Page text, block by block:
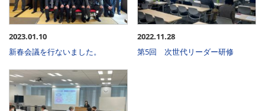
2023.01.10
新春会議を行ないました。
2022.11.28
第5回 次世代リーダー研修